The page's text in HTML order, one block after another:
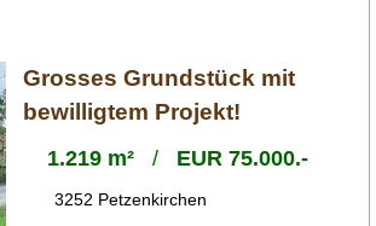
Grosses Grundstück mit
bewilligtem Projekt!
1.219 m²/ EUR 75.000.-
3252 Petzenkirchen